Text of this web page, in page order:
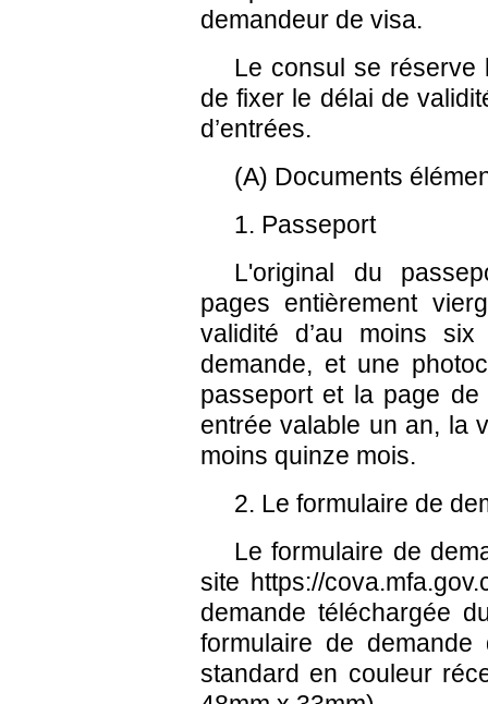
demandeur de visa.
Le consul se réserve
de fixer le délai de
d’entrées.
(A) Documents
1. Passeport
L'original du
pages entièrement
validité d’au moins
demande, et une
passeport et la page
entrée valable un an, la
moins quinze mois.
2. Le formulaire de
Le formulaire de
site https://
demande téléchargée
formulaire de demande
standard en couleur